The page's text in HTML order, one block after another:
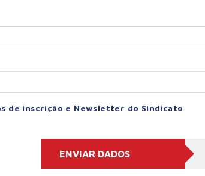
de inscrição e Newsletter do Sindicato
ENVIAR DADOS